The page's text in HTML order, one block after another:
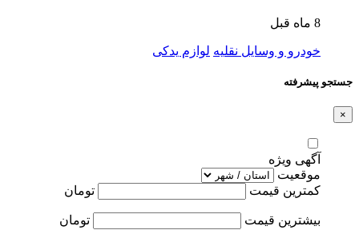
8 ماه قبل
خودرو و وسایل نقلیه لوازم یدکی
جستجو پیشرفته
×
آگهی ویژه
موقعیت
کمترین قیمت
تومان
بیشترین قیمت تومان